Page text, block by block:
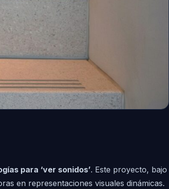
para ‘ver sonidos’. Este proyecto, bajo
en representaciones visuales dinámicas.